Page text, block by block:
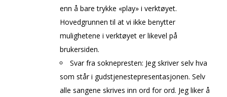
enn å bare trykke «play» i verktøyet.
Hovedgrunnen til at vi ikke benytter
mulighetene i verktøyet er likevel på
brukersiden.
Svar fra soknepresten: Jeg skriver selv hva
som står i gudstjenestepresentasjonen. Selv
alle sangene skrives inn ord for ord. Jeg liker å